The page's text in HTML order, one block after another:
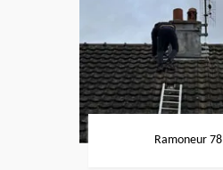
Ramoneur 78